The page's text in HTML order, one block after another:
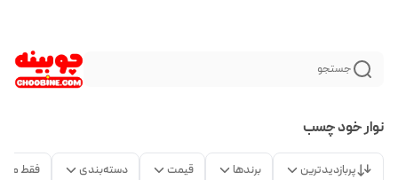
جستجو
نوار خود چسب
پربازدیدترین برندها قیمت دسته‌بندی فقط